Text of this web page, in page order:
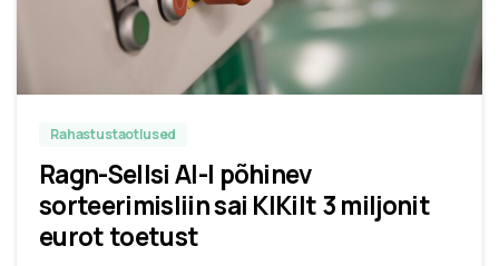
Rahastustaotlused
Ragn-Sellsi AI-l põhinev
sorteerimisliin sai KIKilt 3 miljonit
eurot toetust